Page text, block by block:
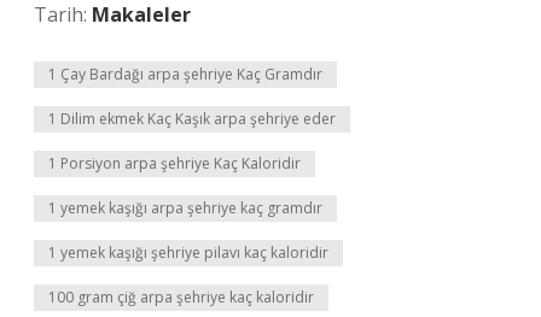
Tarih: Makaleler
1 Çay Bardağı arpa şehriye Kaç Gramdır
1 Dilim ekmek Kaç Kaşık arpa şehriye eder
1 Porsiyon arpa şehriye Kaç Kaloridir
1 yemek kaşığı arpa şehriye kaç gramdır
1 yemek kaşığı şehriye pilavı kaç kaloridir
100 gram çiğ arpa şehriye kaç kaloridir